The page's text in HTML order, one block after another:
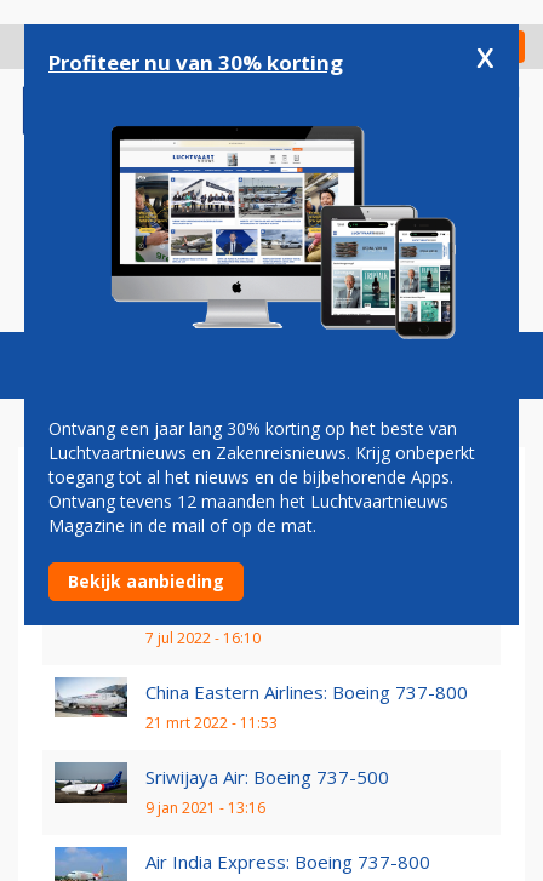
gaan
Check in
Magazine Podcasts Vacatures
CRASH
Oorzaak vliegtuigcrash Calandkanaal niet
te achterhalen
7 jul 2022 - 16:10
China Eastern Airlines: Boeing 737-800
21 mrt 2022 - 11:53
Sriwijaya Air: Boeing 737-500
9 jan 2021 - 13:16
Air India Express: Boeing 737-800
Profiteer nu van 30% korting x
Ontvang een jaar lang 30% korting op het beste van
Luchtvaartnieuws en Zakenreisnieuws. Krijg onbeperkt
toegang tot al het nieuws en de bijbehorende Apps.
Ontvang tevens 12 maanden het Luchtvaartnieuws
Magazine in de mail of op de mat.
Bekijk aanbieding